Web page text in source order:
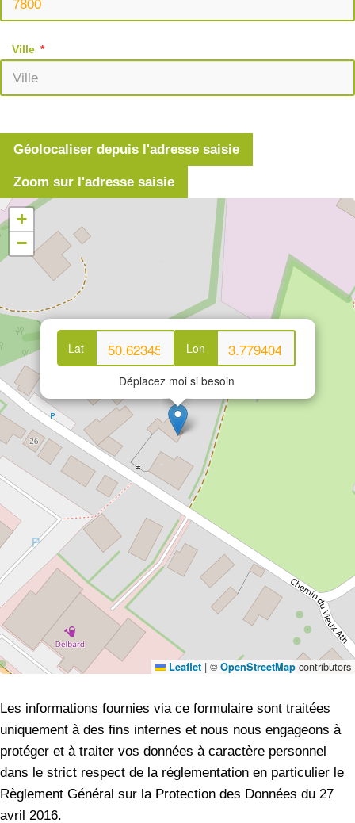
Ville
Géolocaliser depuis l'adresse saisie
Zoom sur l'adresse saisie
Lat Lon
Déplacez moi si besoin
+
−
Leaflet | © OpenStreetMap contributors
Les informations fournies via ce formulaire sont traitées
uniquement à des fins internes et nous nous engageons à
protéger et à traiter vos données à caractère personnel
dans le strict respect de la réglementation en particulier le
Règlement Général sur la Protection des Données du 27
avril 2016.